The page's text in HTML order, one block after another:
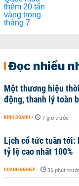
Đọc nhiều
Một thương hiệu
động, thanh lý toàn
KINH DOANH - 7 giờ trước
Lịch cổ tức tuần tới:
tỷ lệ cao nhất 100%
DOANH NGHIỆP - 36 phút